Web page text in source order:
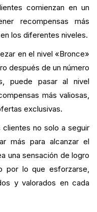
comienzan en un
recompensas más
los diferentes niveles.
en el nivel «Bronce»
después de un número
puede pasar al nivel
más valiosas,
exclusivas.
no solo a seguir
más para alcanzar el
una sensación de logro
por lo que esforzarse,
y valorados en cada